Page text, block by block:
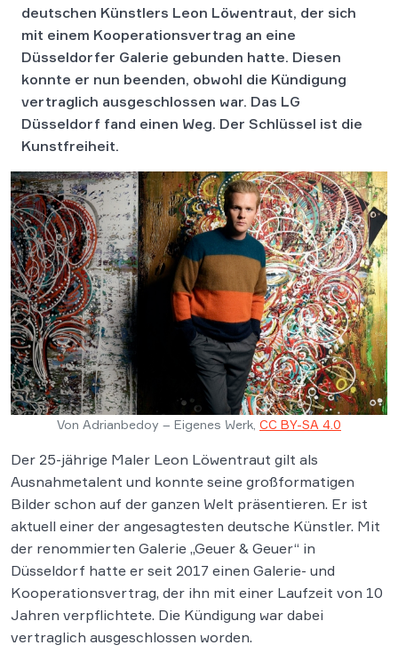
deutschen Künstlers Leon Löwentraut, der sich
mit einem Kooperationsvertrag an eine
Düsseldorfer Galerie gebunden hatte. Diesen
konnte er nun beenden, obwohl die Kündigung
vertraglich ausgeschlossen war. Das LG
Düsseldorf fand einen Weg. Der Schlüssel ist die
Kunstfreiheit.
Von Adrianbedoy – Eigenes Werk, CC BY-SA 4.0
Der 25-jährige Maler Leon Löwentraut gilt als
Ausnahmetalent und konnte seine großformatigen
Bilder schon auf der ganzen Welt präsentieren. Er ist
aktuell einer der angesagtesten deutsche Künstler. Mit
der renommierten Galerie „Geuer & Geuer“ in
Düsseldorf hatte er seit 2017 einen Galerie- und
Kooperationsvertrag, der ihn mit einer Laufzeit von 10
Jahren verpflichtete. Die Kündigung war dabei
vertraglich ausgeschlossen worden.